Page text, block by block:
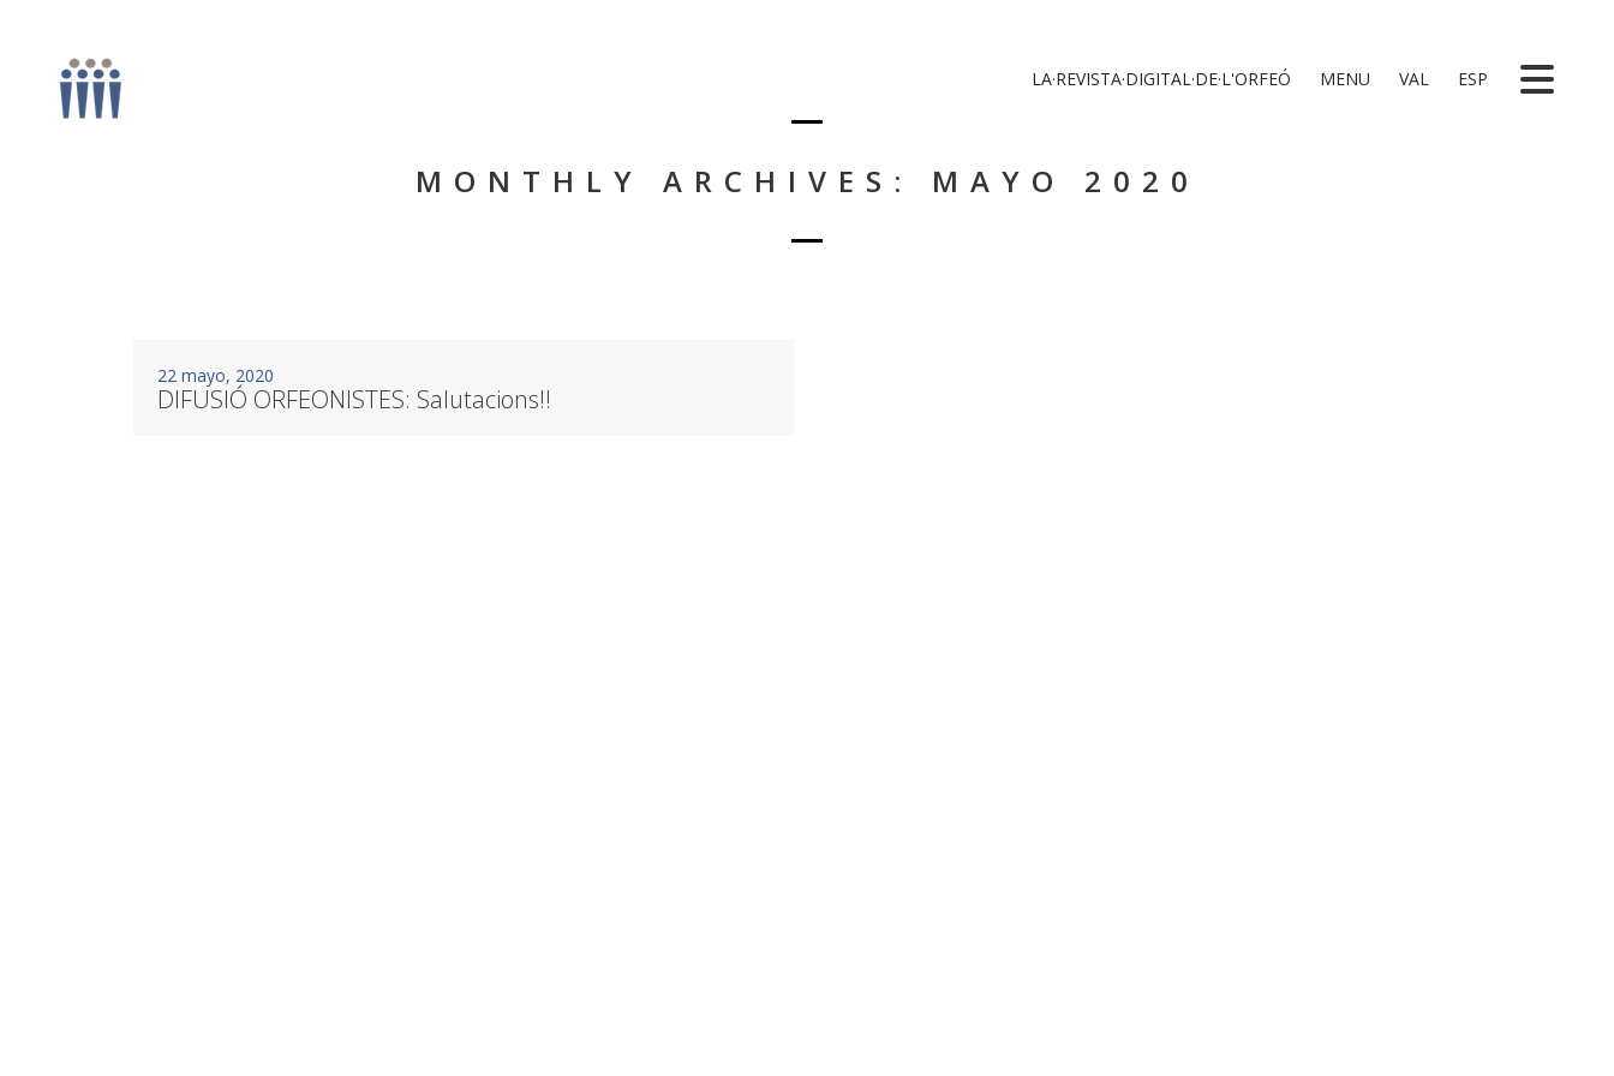
LA·REVISTA·DIGITAL·DE·L'ORFEÓ MENU VAL ESP
MONTHLY ARCHIVES: MAYO 2020
22 mayo, 2020
DIFUSIÓ ORFEONISTES: Salutacions!!